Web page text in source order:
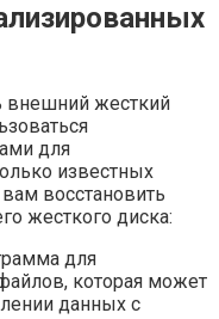
внешний жесткий
для
известных
восстановить
жесткого диска:
для
которая может
данных с